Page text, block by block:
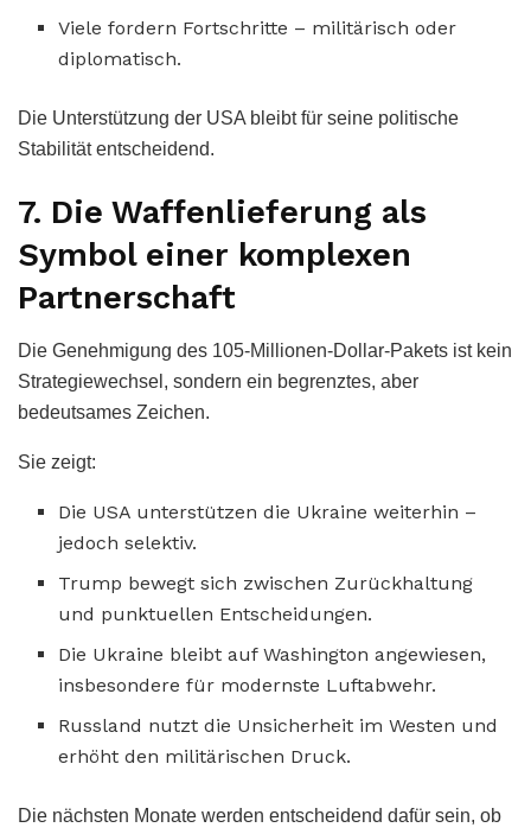
Viele fordern Fortschritte – militärisch oder
diplomatisch.
Die Unterstützung der USA bleibt für seine politische
Stabilität entscheidend.
7. Die Waffenlieferung als
Symbol einer komplexen
Partnerschaft
Die Genehmigung des 105-Millionen-Dollar-Pakets ist kein
Strategiewechsel, sondern ein begrenztes, aber
bedeutsames Zeichen.
Sie zeigt:
Die USA unterstützen die Ukraine weiterhin –
jedoch selektiv.
Trump bewegt sich zwischen Zurückhaltung
und punktuellen Entscheidungen.
Die Ukraine bleibt auf Washington angewiesen,
insbesondere für modernste Luftabwehr.
Russland nutzt die Unsicherheit im Westen und
erhöht den militärischen Druck.
Die nächsten Monate werden entscheidend dafür sein, ob